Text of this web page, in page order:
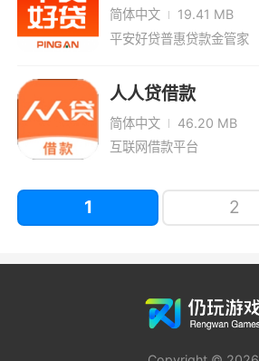
简体中文
19.41 MB
平安好贷普惠贷款金管家
人人贷借款
简体中文
46.20 MB
互联网借款平台
1 2